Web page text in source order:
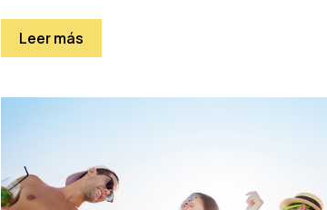
Leer más